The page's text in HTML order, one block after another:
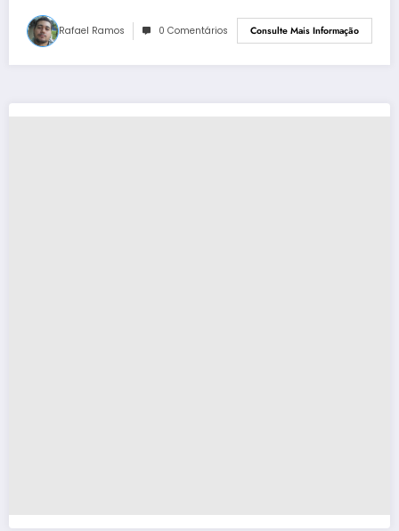
Rafael Ramos 0 Comentários Consulte Mais Informação